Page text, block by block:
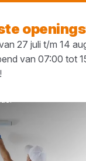
27 juli t/m 14
van 07:00 tot